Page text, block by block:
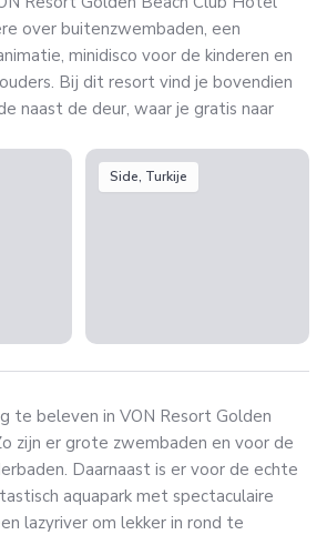
over buitenzwembaden, een
minidisco voor de kinderen en
Bij dit resort vind je bovendien
naast de deur, waar je gratis naar
Side, Turkije
te beleven in VON Resort Golden
zijn er grote zwembaden en voor de
Daarnaast is er voor de echte
aquapark met spectaculaire
lazyriver om lekker in rond te